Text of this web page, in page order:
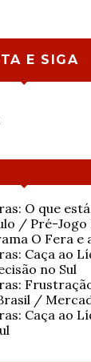
E SIGA
O que
/ Pré-Jogo
O Fera e
Caça ao
no Sul
/
Caça ao